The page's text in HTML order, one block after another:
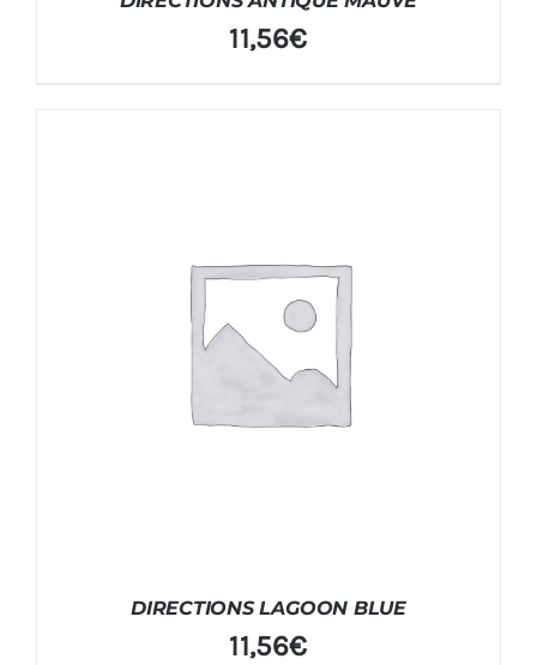
11,56€
DIRECTIONS LAGOON BLUE
11,56€